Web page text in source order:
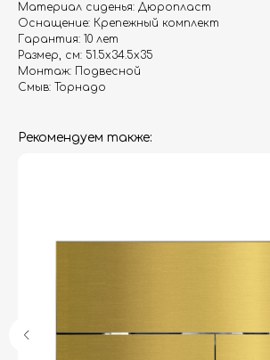
Материал сиденья: Дюропласт
Оснащение: Крепежный комплект
Гарантия: 10 лет
Размер, см: 51.5x34.5x35
Монтаж: Подвесной
Смыв: Торнадо
Рекомендуем также: